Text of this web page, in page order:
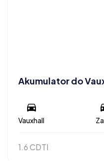
Akumulator do
Vauxhall
1.6 CDTI